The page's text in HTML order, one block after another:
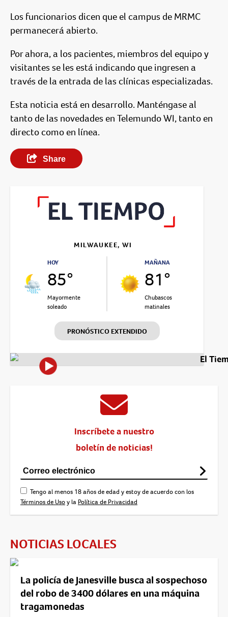
Los funcionarios dicen que el campus de MRMC
permanecerá abierto.
Por ahora, a los pacientes, miembros del equipo y
visitantes se les está indicando que ingresen a
través de la entrada de las clínicas especializadas.
Esta noticia está en desarrollo. Manténgase al
tanto de las novedades en Telemundo WI, tanto en
directo como en línea.
Share
MILWAUKEE, WI
HOY
85°
Mayormente
soleado
MAÑANA
81°
Chubascos
matinales
PRONÓSTICO EXTENDIDO
El
Inscríbete a nuestro
boletín de noticias!
Tengo al menos 18 años de edad y estoy de acuerdo con los
Términos de Usoy la Política de Privacidad
NOTICIAS LOCALES
La policía de Janesville busca al sospechoso
del robo de 3400 dólares en una máquina
tragamonedas